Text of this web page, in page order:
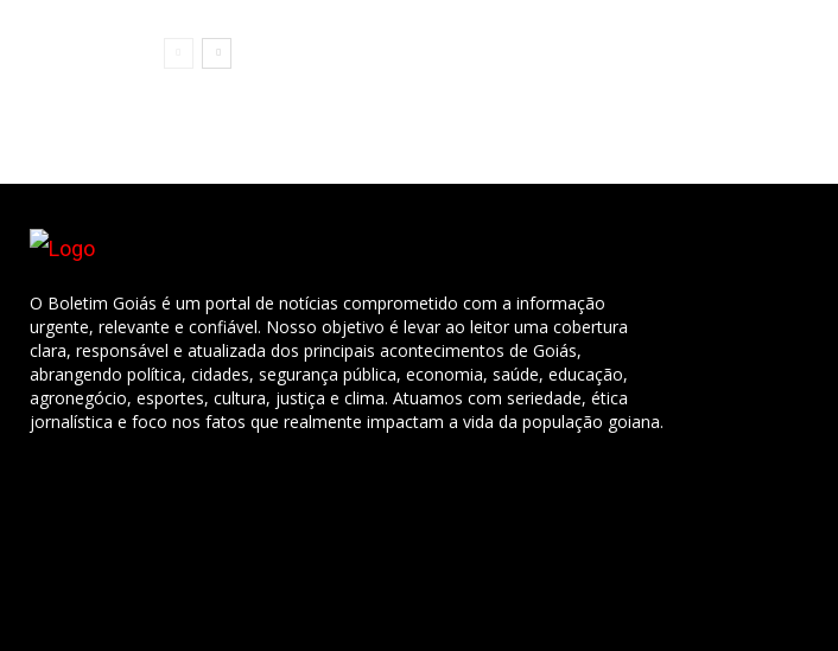
O Boletim Goiás é um portal de notícias comprometido com a informação
urgente, relevante e confiável. Nosso objetivo é levar ao leitor uma cobertura
clara, responsável e atualizada dos principais acontecimentos de Goiás,
abrangendo política, cidades, segurança pública, economia, saúde, educação,
agronegócio, esportes, cultura, justiça e clima. Atuamos com seriedade, ética
jornalística e foco nos fatos que realmente impactam a vida da população goiana.